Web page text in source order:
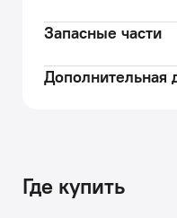
Запасные части
Дополнительная
Где купить